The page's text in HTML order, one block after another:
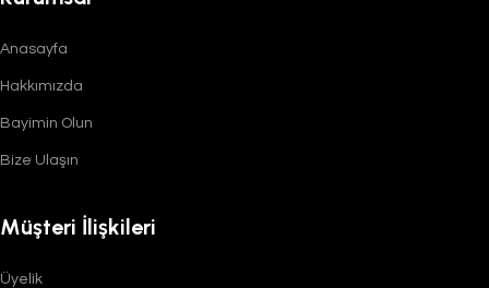
Anasayfa
Hakkımızda
Bayimin Olun
Bize Ulaşın
Müşteri İlişkileri
Üyelik